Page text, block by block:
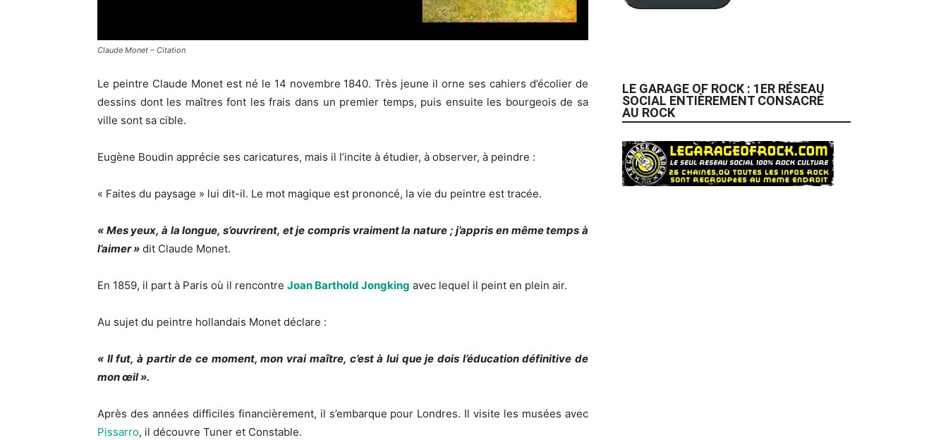
Claude Monet – Citation
Le peintre Claude Monet est né le 14 novembre 1840. Très jeune il orne ses cahiers d’écolier de
dessins dont les maîtres font les frais dans un premier temps, puis ensuite les bourgeois de sa
ville sont sa cible.
Eugène Boudin apprécie ses caricatures, mais il l’incite à étudier, à observer, à peindre :
« Faites du paysage » lui dit-il. Le mot magique est prononcé, la vie du peintre est tracée.
« Mes yeux, à la longue, s’ouvrirent, et je compris vraiment la nature ; j’appris en même temps à
l’aimer » dit Claude Monet.
En 1859, il part à Paris où il rencontre Joan Barthold Jongking avec lequel il peint en plein air.
Au sujet du peintre hollandais Monet déclare :
« Il fut, à partir de ce moment, mon vrai maître, c’est à lui que je dois l’éducation définitive de
mon œil ».
Après des années difficiles financièrement, il s’embarque pour Londres. Il visite les musées avec
Pissarro, il découvre Tuner et Constable.
LE GARAGE OF ROCK : 1ER RÉSEAU
SOCIAL ENTIÈREMENT CONSACRÉ
AU ROCK